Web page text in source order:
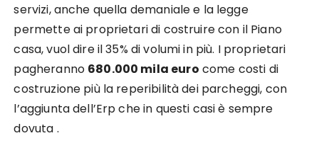
servizi, anche quella demaniale e la legge
permette ai proprietari di costruire con il Piano
casa, vuol dire il 35% di volumi in più. I proprietari
pagheranno 680.000 mila euro come costi di
costruzione più la reperibilità dei parcheggi, con
l’aggiunta dell’Erp che in questi casi è sempre
dovuta .